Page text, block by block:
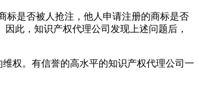
标是否被人抢注，他人申请注册的商标是否
此，知识产权代理公司发现上述问题后，
权。有信誉的高水平的知识产权代理公司一